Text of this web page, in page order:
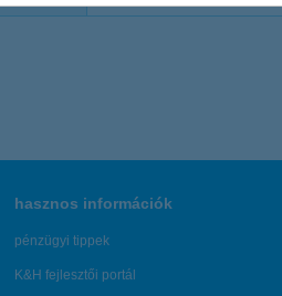
hasznos információk
pénzügyi tippek
K&H fejlesztői portál